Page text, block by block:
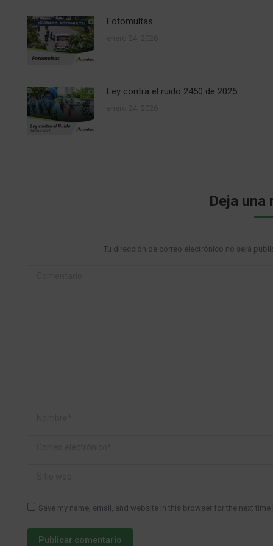
Fotomultas
Ley contra el ruido 2450 de 2025
Deja una
Tu dirección de correo electrónico no será
Save my name, email, and website in this browser for the next time
Publicar comentario